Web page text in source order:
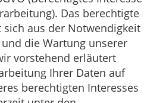
Das berechtigte
sich aus der Notwendigkeit
die Wartung unserer
vorstehend erläutert
Ihrer Daten auf
berechtigten Interesses